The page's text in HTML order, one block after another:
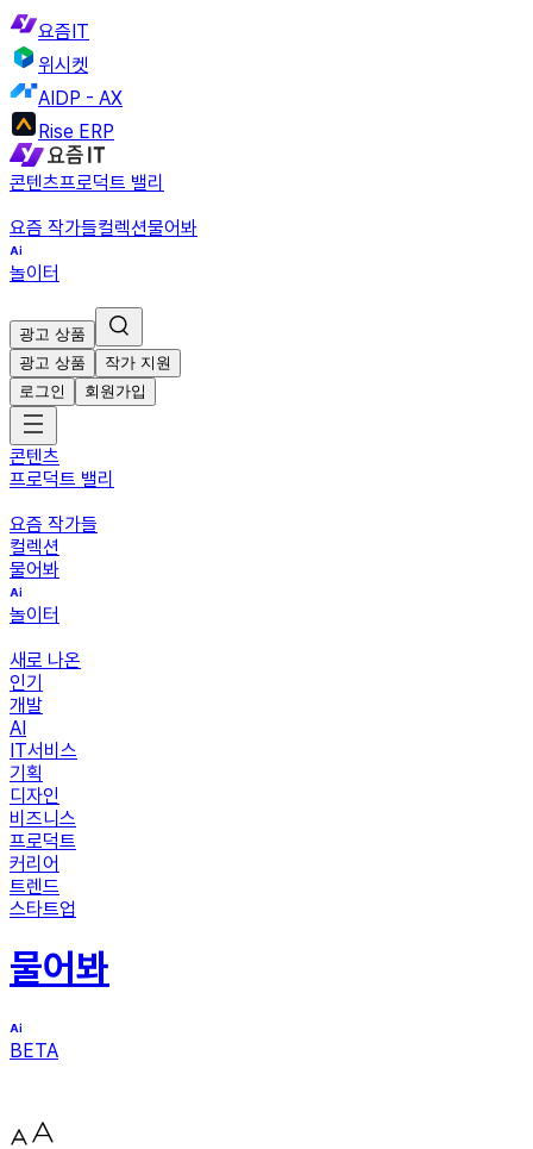
요즘IT
위시켓
AIDP - AX
Rise ERP
콘텐츠프로덕트 밸리
요즘 작가들컬렉션물어봐
놀이터
광고 상품
광고 상품
작가 지원
로그인
회원가입
콘텐츠
프로덕트 밸리
요즘 작가들
컬렉션
물어봐
놀이터
새로 나온
인기
개발
AI
IT서비스
기획
디자인
비즈니스
프로덕트
커리어
트렌드
스타트업
물어봐
BETA